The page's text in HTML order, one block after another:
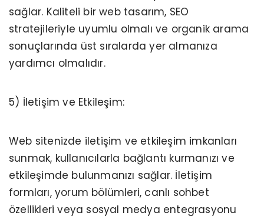
sağlar. Kaliteli bir web tasarım, SEO
stratejileriyle uyumlu olmalı ve organik arama
sonuçlarında üst sıralarda yer almanıza
yardımcı olmalıdır.
5) İletişim ve Etkileşim:
Web sitenizde iletişim ve etkileşim imkanları
sunmak, kullanıcılarla bağlantı kurmanızı ve
etkileşimde bulunmanızı sağlar. İletişim
formları, yorum bölümleri, canlı sohbet
özellikleri veya sosyal medya entegrasyonu